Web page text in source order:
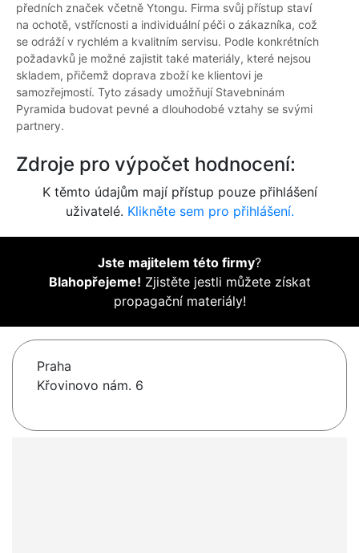
předních značek včetně Ytongu. Firma svůj přístup staví
na ochotě, vstřícnosti a individuální péči o zákazníka, což
se odráží v rychlém a kvalitním servisu. Podle konkrétních
požadavků je možné zajistit také materiály, které nejsou
skladem, přičemž doprava zboží ke klientovi je
samozřejmostí. Tyto zásady umožňují Stavebninám
Pyramida budovat pevné a dlouhodobé vztahy se svými
partnery.
Zdroje pro výpočet hodnocení:
K těmto údajům mají přístup pouze přihlášení
uživatelé. Klikněte sem pro přihlášení.
Jste majitelem této firmy?
Blahopřejeme! Zjistěte jestli můžete získat
propagační materiály!
Praha
Křovinovo nám. 6